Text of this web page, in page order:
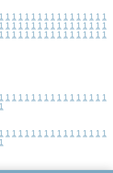
1 1 1 1 1 1 1 1 1 1 1 1 1 1 1 1 1
1 1 1 1 1 1 1 1 1 1 1 1 1 1 1 1 1
1 1 1 1 1 1 1 1 1 1 1 1 1 1 1 1 1
1 1 1 1 1 1 1 1 1 1 1 1 1 1 1 1 1
1
1 1 1 1 1 1 1 1 1 1 1 1 1 1 1 1 1
1